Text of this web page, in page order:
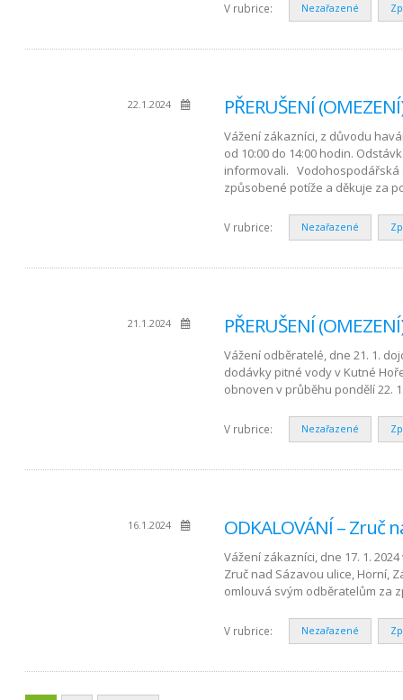
V rubrice: Nezařazené
22.1.2024 PŘERUŠENÍ
Vážení zákazníci, z důvodu
od 10:00 do 14:00 hodin.
informovali. Vodohospodářská
způsobené potíže a děkuje za
V rubrice: Nezařazené
21.1.2024 PŘERUŠENÍ
Vážení odběratelé, dne 21. 1.
dodávky pitné vody v Kutné
obnoven v průběhu pondělí 22.
V rubrice: Nezařazené
16.1.2024 ODKALOVÁNÍ – Zruč
Vážení zákazníci, dne 17. 1.
Zruč nad Sázavou ulice, Horní,
omlouvá svým odběratelům za
V rubrice: Nezařazené